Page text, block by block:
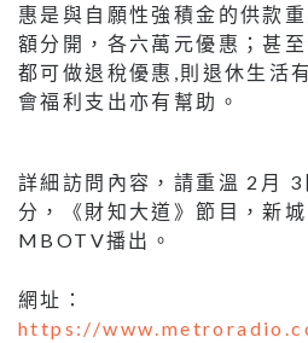
惠是與自願性強積金的供款
額分開，各六萬元優惠；甚
都可做退稅優惠,則退休生活
會福利支出亦有幫助。
詳細訪問內容，請重溫 2月
分，《財知大道》節目，新城
MBOTV播出。
網址：
https://